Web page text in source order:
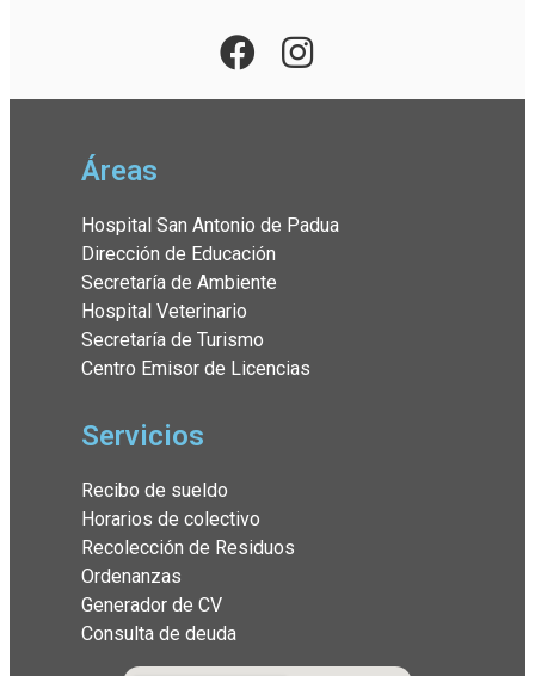
Áreas
Hospital San Antonio de Padua
Dirección de Educación
Secretaría de Ambiente
Hospital Veterinario
Secretaría de Turismo
Centro Emisor de Licencias
Servicios
Recibo de sueldo
Horarios de colectivo
Recolección de Residuos
Ordenanzas
Generador de CV
Consulta de deuda